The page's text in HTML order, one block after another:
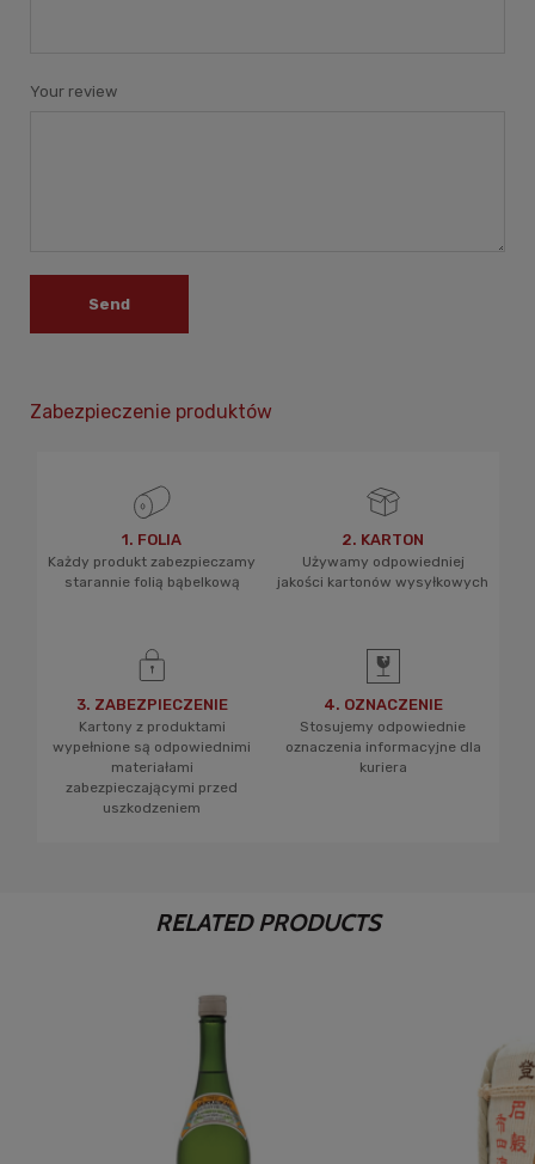
Your review
Send
Zabezpieczenie produktów
1. FOLIA
Każdy produkt zabezpieczamy
starannie folią bąbelkową
2. KARTON
Używamy odpowiedniej
jakości kartonów wysyłkowych
3. ZABEZPIECZENIE
Kartony z produktami
wypełnione są odpowiednimi
materiałami
zabezpieczającymi przed
uszkodzeniem
4. OZNACZENIE
Stosujemy odpowiednie
oznaczenia informacyjne dla
kuriera
RELATED PRODUCTS